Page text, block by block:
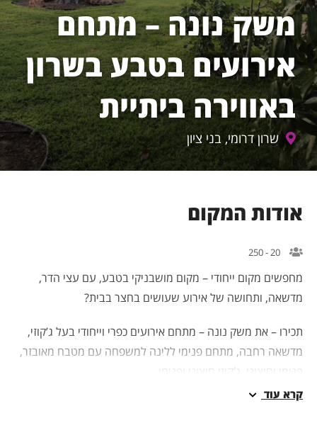
משק נונה – מתחם
אירועים בטבע בשרון
באווירה ביתיית
שרון דרומי, בני ציון
המקום
20 - 250
מקום ייחודי – מקום מושבניקי בטבע, עם עצי הדר,
ותחושה של אירוע שעושים בחצר בבית?
– את משק נונה – מתחם אירועים כפרי וייחודי בעל ג’קוזי,
רחבה, מתחם פנימי ללינה למשפחה עם מטבח מאובזר,
וחיצוני, ג’קוזי חיצוני ופנימי.
מושלם לאירועים קטנים עד 150 מוזמנים
עוד